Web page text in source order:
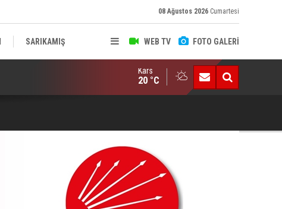
08 Ağustos 2026 Cumartesi
WEB TV FOTO GALERİ
SARIKAMIŞ
IBAN’la Para Gönderenler Dikkat.. Yanlış Transferde Para
Kars
20 °C